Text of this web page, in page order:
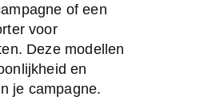
of een
voor
Deze modellen
en
je campagne.